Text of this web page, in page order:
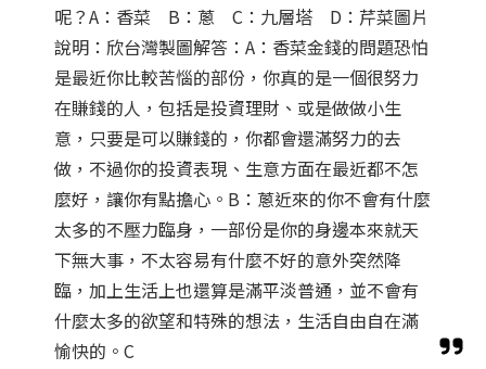
呢？A：香菜 B：蔥 C：九層塔 D：芹菜圖片
說明：欣台灣製圖解答：A：香菜金錢的問題恐怕
是最近你比較苦惱的部份，你真的是一個很努力
在賺錢的人，包括是投資理財、或是做做小生
意，只要是可以賺錢的，你都會還滿努力的去
做，不過你的投資表現、生意方面在最近都不怎
麼好，讓你有點擔心。B：蔥近來的你不會有什麼
太多的不壓力臨身，一部份是你的身邊本來就天
下無大事，不太容易有什麼不好的意外突然降
臨，加上生活上也還算是滿平淡普通，並不會有
什麼太多的欲望和特殊的想法，生活自由自在滿
愉快的。C